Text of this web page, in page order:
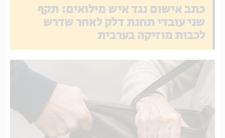
כתב אישום נגד איש מילואים: תקף
שני עובדי תחנת דלק לאחר שדרש
לכבות מוזיקה בערבית